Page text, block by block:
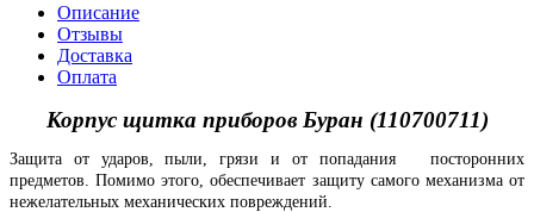
Описание
Отзывы
Доставка
Оплата
Корпус щитка приборов Буран (110700711)
Защита от ударов, пыли, грязи и от попадания посторонних
предметов. Помимо этого, обеспечивает защиту самого механизма от
нежелательных механических повреждений.